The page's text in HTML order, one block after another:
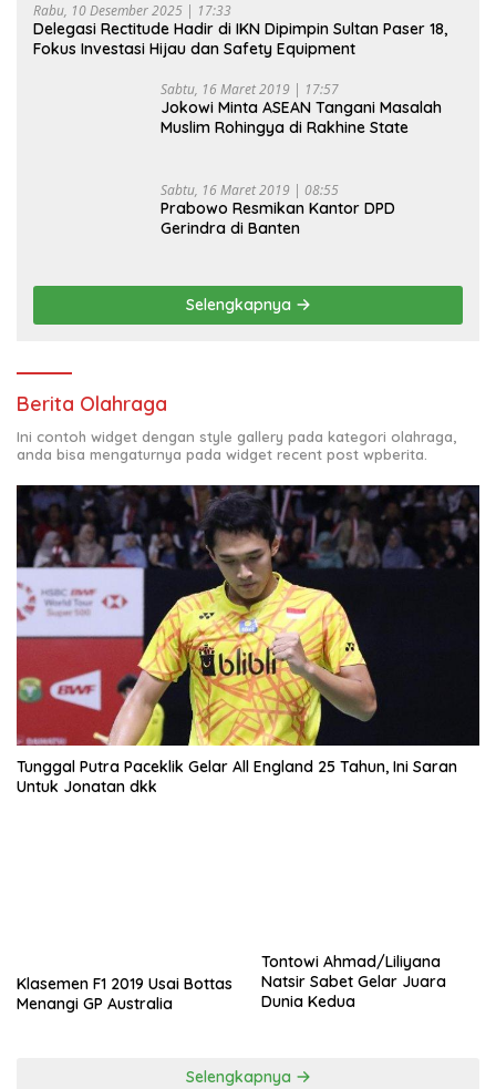
Rabu, 10 Desember 2025 | 17:33
Delegasi Rectitude Hadir di IKN Dipimpin Sultan Paser 18,
Fokus Investasi Hijau dan Safety Equipment
Sabtu, 16 Maret 2019 | 17:57
Jokowi Minta ASEAN Tangani Masalah
Muslim Rohingya di Rakhine State
Sabtu, 16 Maret 2019 | 08:55
Prabowo Resmikan Kantor DPD
Gerindra di Banten
Selengkapnya
Berita Olahraga
Ini contoh widget dengan style gallery pada kategori olahraga,
anda bisa mengaturnya pada widget recent post wpberita.
Tunggal Putra Paceklik Gelar All England 25 Tahun, Ini Saran
Untuk Jonatan dkk
Klasemen F1 2019 Usai Bottas
Menangi GP Australia
Tontowi Ahmad/Liliyana
Natsir Sabet Gelar Juara
Dunia Kedua
Selengkapnya